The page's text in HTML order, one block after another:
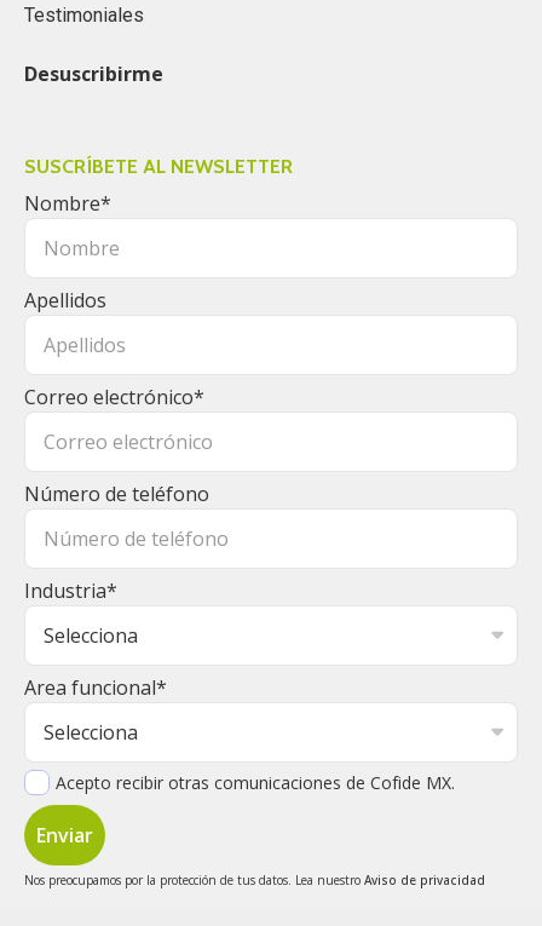
Testimoniales
Desuscribirme
SUSCRÍBETE AL NEWSLETTER
Nombre*
Apellidos
Correo electrónico*
Número de teléfono
Industria*
Area funcional*
Acepto recibir otras comunicaciones de Cofide MX.
Nos preocupamos por la protección de tus datos. Lea nuestro Aviso de privacidad